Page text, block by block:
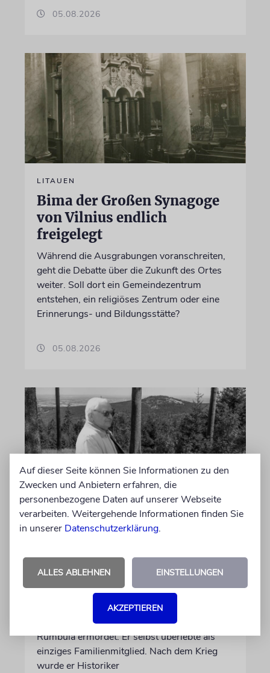
05.08.2026
LITAUEN
Bima der Großen Synagoge
von Vilnius endlich
freigelegt
Während die Ausgrabungen voranschreiten,
geht die Debatte über die Zukunft des Ortes
weiter. Soll dort ein Gemeindezentrum
entstehen, ein religiöses Zentrum oder eine
Erinnerungs- und Bildungsstätte?
05.08.2026
NACHRUF
Holocaust-Überlebender und
Vestermanis mit 100 Jahren
gestorben
Seine Eltern und Brüder und weitere
Angehörige werden 1941 beim Massaker von
Rumbula ermordet. Er selbst überlebte als
einziges Familienmitglied. Nach dem Krieg
wurde er Historiker
Auf dieser Seite können Sie Informationen zu den
Zwecken und Anbietern erfahren, die
personenbezogene Daten auf unserer Webseite
verarbeiten. Weitergehende Informationen finden Sie
in unserer Datenschutzerklärung.
ALLES ABLEHNEN EINSTELLUNGEN
AKZEPTIEREN